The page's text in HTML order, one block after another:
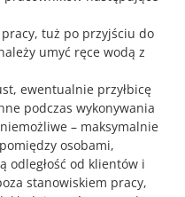
tuż po przyjściu do
umyć ręce wodą z
ewentualnie przyłbicę
podczas wykonywania
– maksymalnie
osobami,
odległość od klientów i
stanowiskiem pracy,